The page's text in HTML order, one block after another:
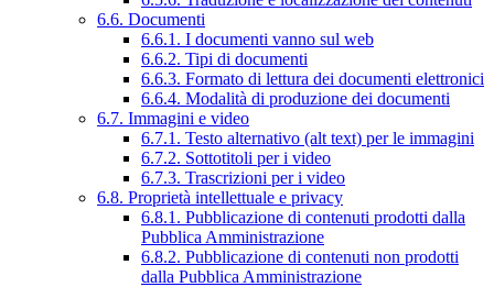
6.6. Documenti
6.6.1. I documenti vanno sul web
6.6.2. Tipi di documenti
6.6.3. Formato di lettura dei documenti elettronici
6.6.4. Modalità di produzione dei documenti
6.7. Immagini e video
6.7.1. Testo alternativo (alt text) per le immagini
6.7.2. Sottotitoli per i video
6.7.3. Trascrizioni per i video
6.8. Proprietà intellettuale e privacy
6.8.1. Pubblicazione di contenuti prodotti dalla
Pubblica Amministrazione
6.8.2. Pubblicazione di contenuti non prodotti
dalla Pubblica Amministrazione